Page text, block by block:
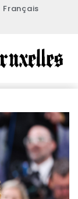
Français